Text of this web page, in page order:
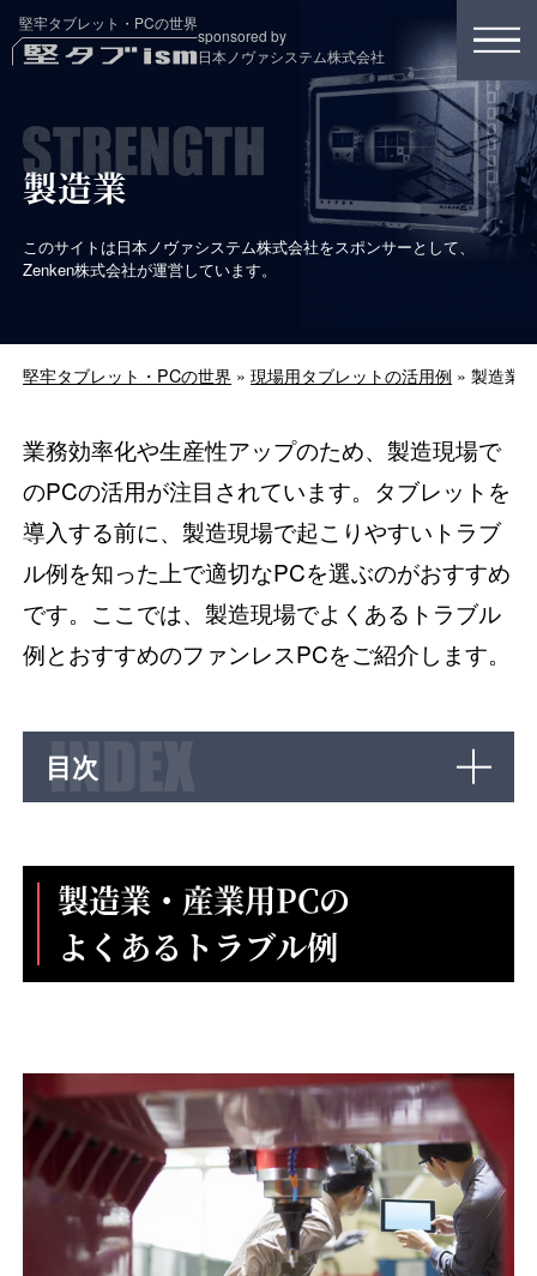
堅牢タブレット・PCの世界
sponsored by
日本ノヴァシステム株式会社
製造業
このサイトは日本ノヴァシステム株式会社をスポンサーとして、
Zenken株式会社が運営しています。
堅牢タブレット・PCの世界 »現場用タブレットの活用例 »製造業
業務効率化や生産性アップのため、製造現場で
のPCの活用が注目されています。タブレットを
導入する前に、製造現場で起こりやすいトラブ
ル例を知った上で適切なPCを選ぶのがおすすめ
です。ここでは、製造現場でよくあるトラブル
例とおすすめのファンレスPCをご紹介します。
目次
製造業・産業用PCの
よくあるトラブル例